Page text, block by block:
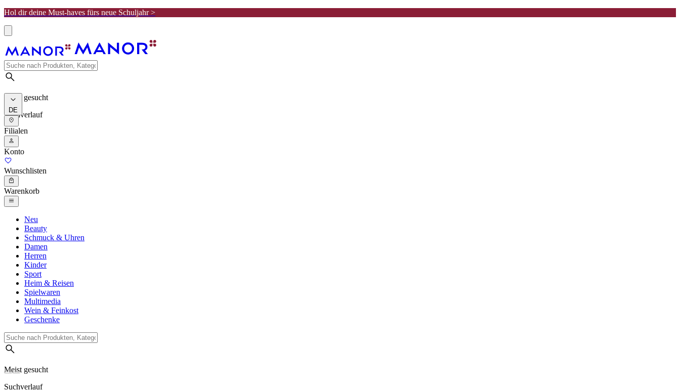
Hol dir deine Must-haves fürs neue Schuljahr >
Meist gesucht
Suchverlauf
DE
Filialen
Konto
Wunschlisten
Warenkorb
Neu
Beauty
Schmuck & Uhren
Damen
Herren
Kinder
Sport
Heim & Reisen
Spielwaren
Multimedia
Wein & Feinkost
Geschenke
Meist gesucht
Suchverlauf